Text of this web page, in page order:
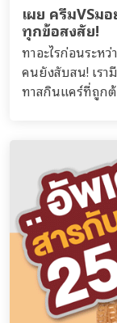
เผย ครีมVSมอ
ทุกข้อสงสัย!
ทาอะไรก่อนระห
คนยังสับสน! เรา
ทาสกินแคร์ที่ถูกต้